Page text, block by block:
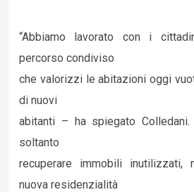
“Abbiamo lavorato con i
percorso condiviso
che valorizzi le abitazioni oggi
di nuovi
abitanti – ha spiegato
soltanto
recuperare immobili inutilizzati,
nuova residenzialità